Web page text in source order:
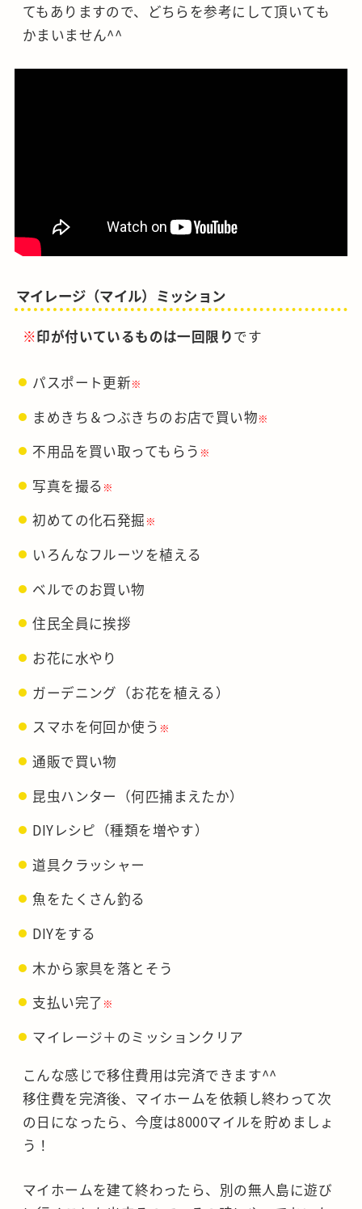
てもありますので、どちらを参考にして頂いても
かまいません^^
マイレージ（マイル）ミッション
※印が付いているものは一回限りです
パスポート更新※
まめきち＆つぶきちのお店で買い物※
不用品を買い取ってもらう ※
写真を撮る ※
初めての化石発掘 ※
いろんなフルーツを植える
ベルでのお買い物
住民全員に挨拶
お花に水やり
ガーデニング（お花を植える）
スマホを何回か使う ※
通販で買い物
昆虫ハンター（何匹捕まえたか）
DIYレシピ（種類を増やす）
道具クラッシャー
魚をたくさん釣る
DIYをする
木から家具を落とそう
支払い完了 ※
マイレージ＋のミッションクリア
こんな感じで移住費用は完済できます^^
移住費を完済後、マイホームを依頼し終わって次
の日になったら、今度は8000マイルを貯めましょ
う！
マイホームを建て終わったら、別の無人島に遊び